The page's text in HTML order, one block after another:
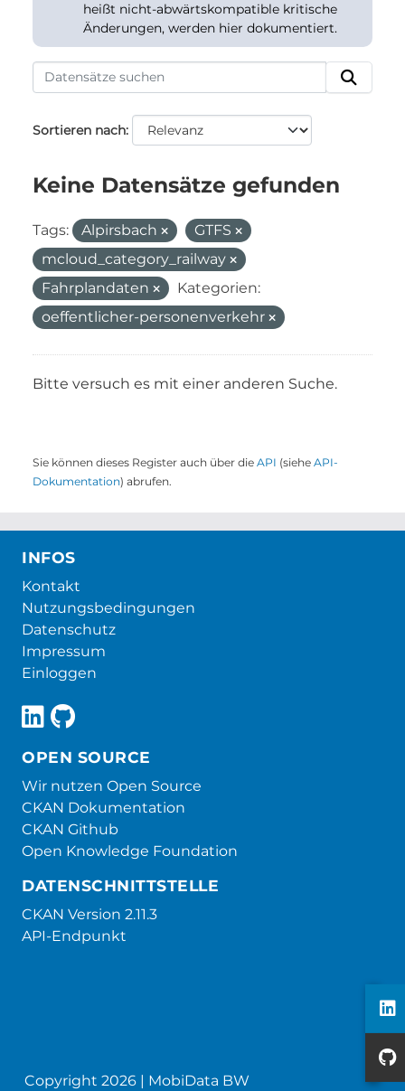
heißt nicht-abwärtskompatible kritische
Änderungen, werden hier dokumentiert.
Sortieren nach
Keine Datensätze gefunden
Tags: Alpirsbach
GTFS
mcloud_category_railway
Fahrplandaten
Kategorien:
oeffentlicher-personenverkehr
Bitte versuch es mit einer anderen Suche.
Sie können dieses Register auch über die API (siehe API-
Dokumentation) abrufen.
INFOS
Kontakt
Nutzungsbedingungen
Datenschutz
Impressum
Einloggen
OPEN SOURCE
Wir nutzen Open Source
CKAN Dokumentation
CKAN Github
Open Knowledge Foundation
DATENSCHNITTSTELLE
CKAN Version 2.11.3
API-Endpunkt
Copyright 2026 | MobiData BW